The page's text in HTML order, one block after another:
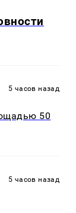
5 часов назад
50
5 часов назад